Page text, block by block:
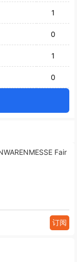
1
0
1
0
Fair
订阅